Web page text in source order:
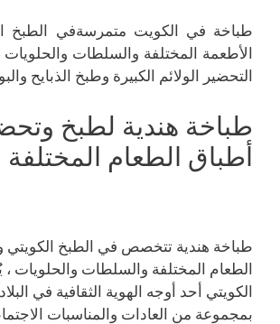
طباخة في الكويت متمرسةفي الطبخ
الأطعمة المختلفة والسلطات
التحضير الولائم الكبيرة وطبخ الذبايح
طباخة هندية لطبخ
أطباق الطعام المختلفة
طباخة هندية تتخصص في الطبخ الكويتي
الطعام المختلفة والسلطات والحلويات
الكويتي أحد أوجه الهوية الثقافية في
بمجموعة من العادات والمناسبات